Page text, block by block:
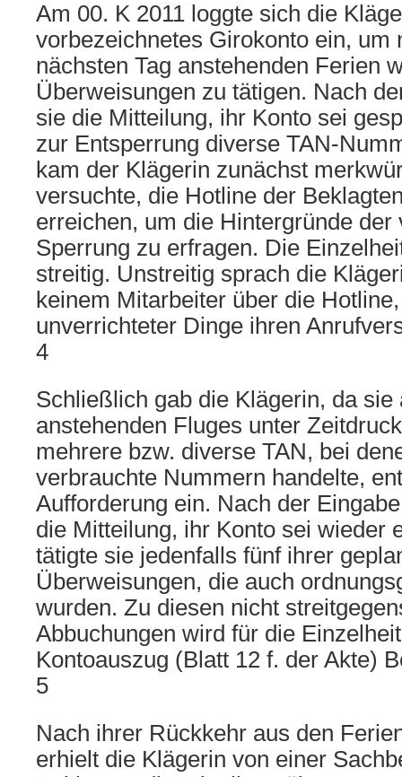
Am 00. K 2011 loggte sich die
vorbezeichnetes Girokonto ein, um
nächsten Tag anstehenden Ferien
Überweisungen zu tätigen. Nach
sie die Mitteilung, ihr Konto sei
zur Entsperrung diverse TAN-
kam der Klägerin zunächst
versuchte, die Hotline der
erreichen, um die Hintergründe der
Sperrung zu erfragen. Die
streitig. Unstreitig sprach die
keinem Mitarbeiter über die
unverrichteter Dinge ihren
4
Schließlich gab die Klägerin, da sie
anstehenden Fluges unter
mehrere bzw. diverse TAN, bei
verbrauchte Nummern handelte,
Aufforderung ein. Nach der
die Mitteilung, ihr Konto sei wieder
tätigte sie jedenfalls fünf ihrer
Überweisungen, die auch
wurden. Zu diesen nicht
Abbuchungen wird für die
Kontoauszug (Blatt 12 f. der Akte)
5
Nach ihrer Rückkehr aus den
erhielt die Klägerin von einer